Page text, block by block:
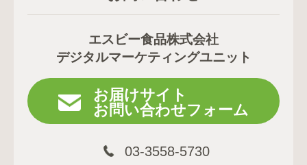
エスビー食品株式会社
デジタルマーケティングユニット
お届けサイト
お問い合わせフォーム
03-3558-5730